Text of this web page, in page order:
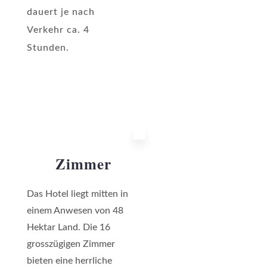
dauert je nach
Verkehr ca. 4
Stunden.
Zimmer
Das Hotel liegt mitten in
einem Anwesen von 48
Hektar Land. Die 16
grosszügigen Zimmer
bieten eine herrliche